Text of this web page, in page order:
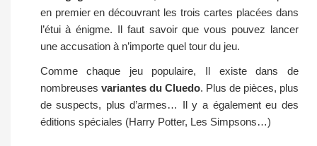
en premier en découvrant les trois cartes placées dans
l’étui à énigme. Il faut savoir que vous pouvez lancer
une accusation à n’importe quel tour du jeu.
Comme chaque jeu populaire, Il existe dans de
nombreuses variantes du Cluedo. Plus de pièces, plus
de suspects, plus d’armes… Il y a également eu des
éditions spéciales (Harry Potter, Les Simpsons…)